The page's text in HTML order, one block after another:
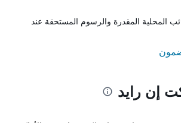
المحلية المقدرة والرسوم المستحقة عند
إن رايد